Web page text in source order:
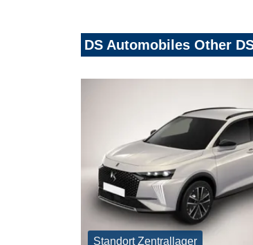
DS Automobiles Other
Standort Zentrallager